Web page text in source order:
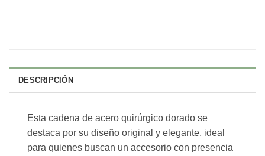
DESCRIPCIÓN
Esta cadena de acero quirúrgico dorado se
destaca por su diseño original y elegante, ideal
para quienes buscan un accesorio con presencia